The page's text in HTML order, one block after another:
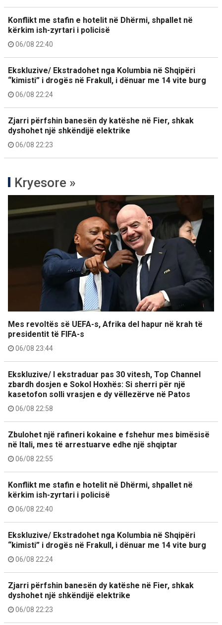
Konflikt me stafin e hotelit në Dhërmi, shpallet në
kërkim ish-zyrtari i policisë
06/08 22:40
Ekskluzive/ Ekstradohet nga Kolumbia në Shqipëri
“kimisti” i drogës në Frakull, i dënuar me 14 vite burg
06/08 22:24
Zjarri përfshin banesën dy katëshe në Fier, shkak
dyshohet një shkëndijë elektrike
06/08 22:23
Kryesore »
Mes revoltës së UEFA-s, Afrika del hapur në krah të
presidentit të FIFA-s
06/08 23:44
Ekskluzive/ I ekstraduar pas 30 vitesh, Top Channel
zbardh dosjen e Sokol Hoxhës: Si sherri për një
kasetofon solli vrasjen e dy vëllezërve në Patos
06/08 22:58
Zbulohet një rafineri kokaine e fshehur mes bimësisë
në Itali, mes të arrestuarve edhe një shqiptar
06/08 22:55
Konflikt me stafin e hotelit në Dhërmi, shpallet në
kërkim ish-zyrtari i policisë
06/08 22:40
Ekskluzive/ Ekstradohet nga Kolumbia në Shqipëri
“kimisti” i drogës në Frakull, i dënuar me 14 vite burg
06/08 22:24
Zjarri përfshin banesën dy katëshe në Fier, shkak
dyshohet një shkëndijë elektrike
06/08 22:23